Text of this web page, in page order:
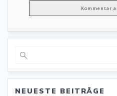
NEUESTE BEITRÄGE